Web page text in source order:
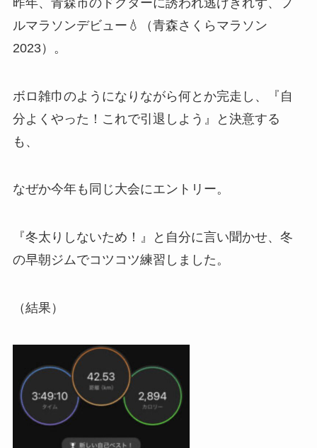
ルマラソンデビュー💧（青森さくらマラソン
2023）。
ボロ雑巾のようになりながら何とか完走し、『自
分よくやった！これで引退しよう』と決意する
も、
なぜか今年も同じ大会にエントリー。
『冬太りしないため！』と自分に言い聞かせ、冬
の早朝ジムでコツコツ練習しました。
（結果）